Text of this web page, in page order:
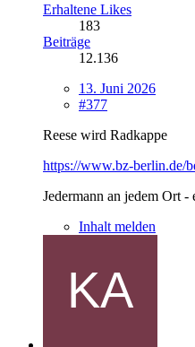
Erhaltene Likes
183
Beiträge
12.136
13. Juni 2026
#377
Reese wird Radkappe
https://www.bz-berlin.de/
Jedermann an jedem Ort
Inhalt melden